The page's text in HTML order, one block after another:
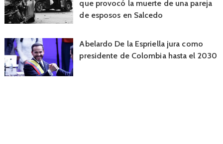
que provocó la muerte de una pareja
de esposos en Salcedo
Abelardo De la Espriella jura como
presidente de Colombia hasta el 2030